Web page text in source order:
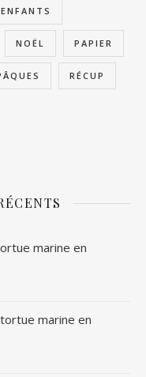
NOËL PAPIER
RÉCUP
marine en
marine en